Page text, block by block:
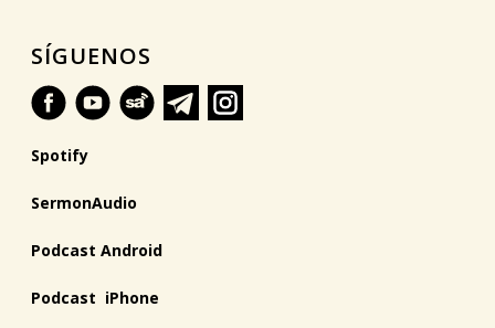
SÍGUENOS
Spotify
SermonAudio
Podcast Android
Podcast iPhone